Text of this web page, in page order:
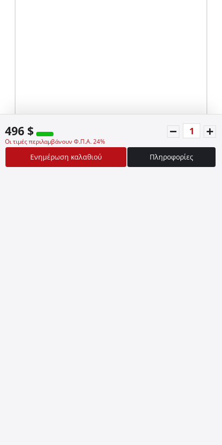
496 $
Οι τιμές περιλαμβάνουν Φ.Π.Α. 24%
Ενημέρωση καλαθιού Πληροφορίες